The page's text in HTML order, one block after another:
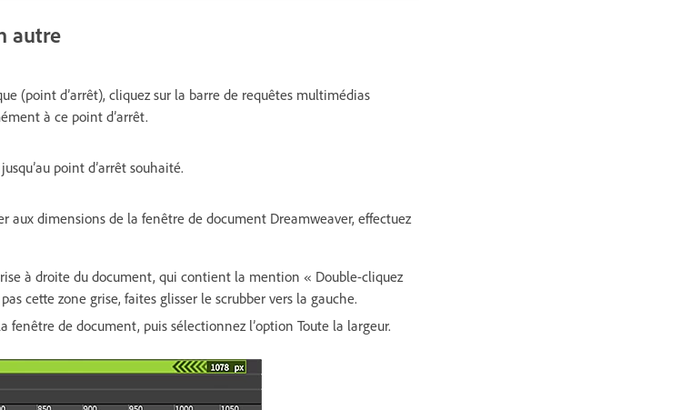
autre
(point d’arrêt), cliquez sur la barre de requêtes multimédias
à ce point d’arrêt.
point d’arrêt souhaité.
aux dimensions de la fenêtre de document Dreamweaver, effectuez
à droite du document, qui contient la mention « Double-cliquez
cette zone grise, faites glisser le scrubber vers la gauche.
fenêtre de document, puis sélectionnez l’option Toute la largeur.